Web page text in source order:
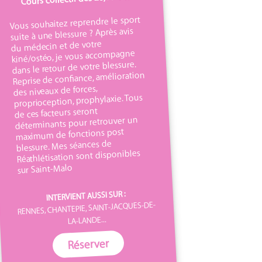
Vous souhaitez reprendre le sport
suite à une blessure ? Après avis
du médecin et de votre
kiné/ostéo, je vous accompagne
dans le retour de votre blessure.
Reprise de confiance, amélioration
des niveaux de forces,
proprioception, prophylaxie. Tous
de ces facteurs seront
déterminants pour retrouver un
maximum de fonctions post
blessure. Mes séances de
Réathlétisation sont disponibles
sur Saint-Malo
INTERVIENT AUSSI SUR :
RENNES, CHANTEPIE, SAINT-JACQUES-DE-
LA-LANDE...
Réserver